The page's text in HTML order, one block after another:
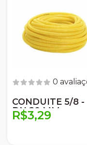
0
CONDUITE 5/8 -
DN 20 MM
AMANCO
R$3,29